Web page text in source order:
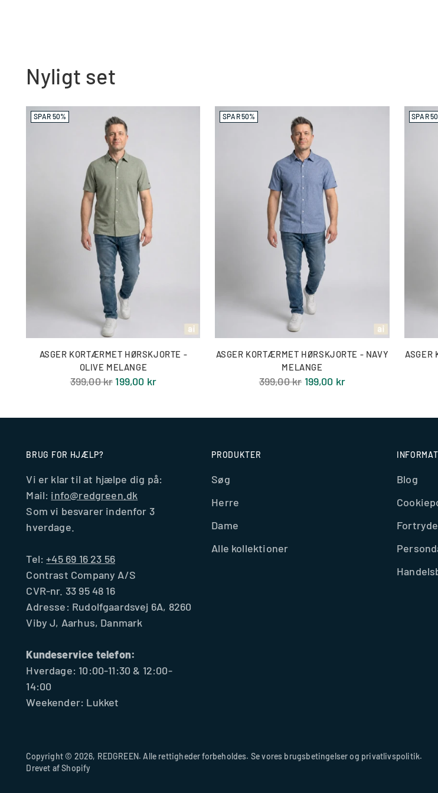
Nyligt set
SPAR 50%
ASGER KORTÆRMET HØRSKJORTE -
OLIVE MELANGE
Normal
399,00 kr 199,00 kr
SPAR 50%
ASGER KORTÆRMET HØRSKJORTE - NAVY
MELANGE
Normal
399,00 kr 199,00 kr
SPAR
ASGER
BRUG FOR HJÆLP?
Vi er klar til at hjælpe dig på:
Mail: info@redgreen.dk
Som vi besvarer indenfor 3
hverdage.
Tel:+45 69 16 23 56
Contrast Company A/S
CVR-nr. 33 95 48 16
Adresse: Rudolfgaardsvej 6A, 8260
Viby J, Aarhus, Danmark
Kundeservice telefon:
Hverdage: 10:00-11:30 & 12:00-
14:00
Weekender: Lukket
PRODUKTER
Søg
Herre
Dame
Alle kollektioner
Blog
Copyright © 2026, REDGREEN. Alle rettigheder forbeholdes. Se vores brugsbetingelser og privatlivspolitik.
Drevet af Shopify